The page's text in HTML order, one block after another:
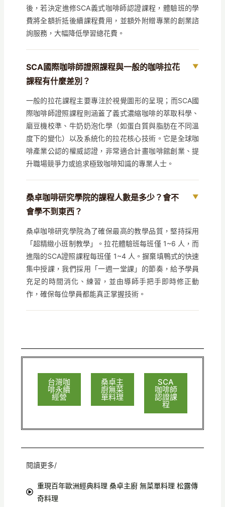
後，若決定進修SCA義式咖啡師認證課程，體驗班的學
費將全額折抵後續課程費用，並額外附贈專業的創業諮
詢服務，大幅降低學習總花費。
SCA國際咖啡師證照課程與一般的咖啡拉花
課程有什麼差別？
一般的拉花課程主要專注於視覺圖形的呈現；而SCA國
際咖啡師證照課程則涵蓋了義式濃縮咖啡的萃取科學、
磨豆機校準、牛奶奶泡化學（如蛋白質與脂肪在不同溫
度下的變化）以及系統化的拉花核心技術。它是全球咖
啡產業公認的權威認證，非常適合計畫咖啡館創業、提
升職場競爭力或追求極致咖啡知識的專業人士。
桑卓咖啡研究學院的課程人數是多少？會不
會學不到東西？
桑卓咖啡研究學院為了確保最高的教學品質，堅持採用
「超精緻小班制教學」。拉花體驗班每班僅 1~6 人，而
進階的SCA證照課程每班僅 1~4 人。摒棄填鴨式的快速
集中授課，我們採用「一週一堂課」的節奏，給予學員
充足的時間消化、練習，並由導師手把手即時修正動
作，確保每位學員都能真正掌握技術。
台灣咖
啡永續
經營
桑卓主
廚無菜
單料理
SCA
咖啡師
認證課
程
閱讀更多/
重現百年歐洲經典料理 桑卓主廚 無菜單料理 松露傳
奇料理